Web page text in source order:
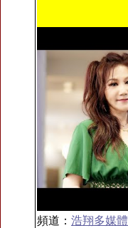
頻道： 浩翔多媒體